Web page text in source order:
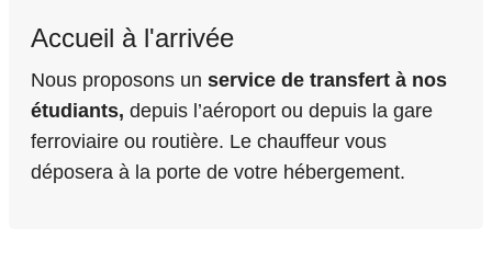
Accueil à l'arrivée
Nous proposons un service de transfert à nos
étudiants, depuis l’aéroport ou depuis la gare
ferroviaire ou routière. Le chauffeur vous
déposera à la porte de votre hébergement.